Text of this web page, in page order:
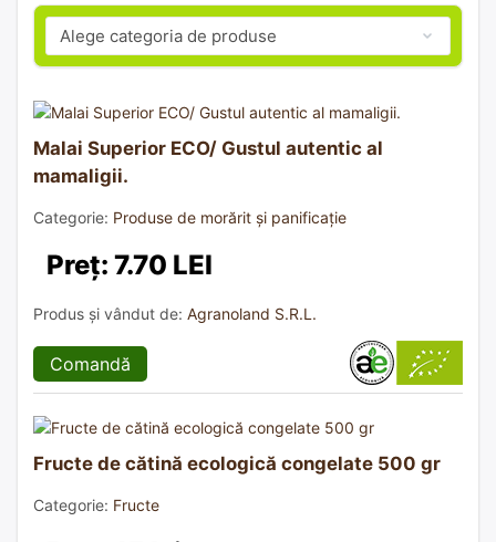
Malai Superior ECO/ Gustul autentic al
mamaligii.
Categorie: Produse de morărit și panificație
Preț: 7.70 LEI
Produs și vândut de: Agranoland S.R.L.
Comandă
Fructe de cătină ecologică congelate 500 gr
Categorie: Fructe